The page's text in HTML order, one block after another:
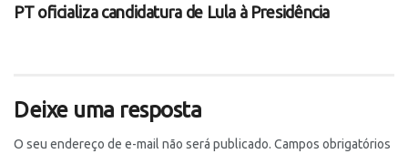
PT oficializa candidatura de Lula à Presidência
Deixe uma resposta
O seu endereço de e-mail não será publicado. Campos obrigatórios